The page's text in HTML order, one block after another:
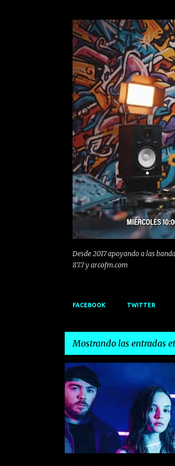
Desde 2017 apoyando a las
87.7 y arcofm.com
FACEBOOK TWITTER
Mostrando las entradas
E
n
t
r
a
d
ANGEL OLSEN CHVRCHES